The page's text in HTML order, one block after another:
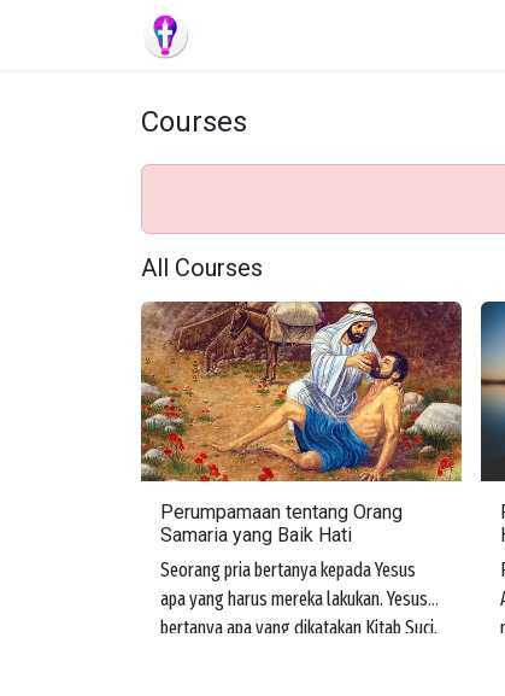
Courses
All Courses
Perumpamaan tentang Orang
Samaria yang Baik Hati
Seorang pria bertanya kepada Yesus
apa yang harus mereka lakukan. Yesus
bertanya apa yang dikatakan Kitab Suci.